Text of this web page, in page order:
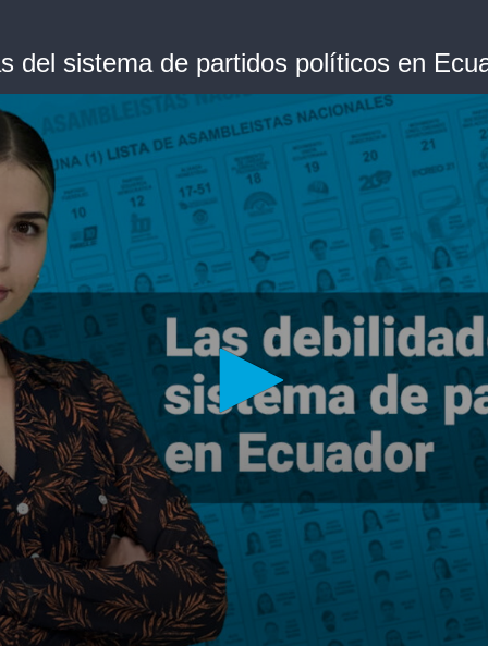
del sistema de partidos políticos en